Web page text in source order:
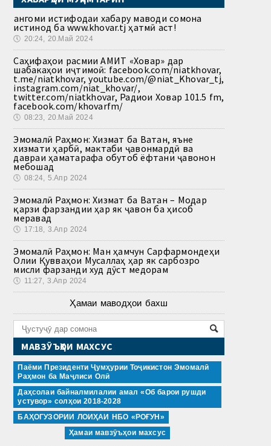
Ҳангоми истифодаи хабару маводи сомона
истинод ба www.khovar.tj ҳатмӣ аст!
🕔 20:24, 20.Май 2024
Саҳифаҳои расмии АМИТ «Ховар» дар
шабакаҳои иҷтимоӣ: facebook.com/niatkhovar,
t.me/niatkhovar, youtube.com/@niat_Khovar_tj,
instagram.com/niat_khovar/,
twitter.com/niatkhovar, Радиои Ховар 101.5 fm,
facebook.com/khovarfm/
🕔 08:23, 20.Май 2024
Эмомалӣ Раҳмон: Хизмат ба Ватан, яъне
хизмати ҳарбӣ, мактаби ҷавонмардӣ ва
давраи ҳаматарафа обутоб ёфтани ҷавонон
мебошад
🕔 08:24, 5.Апр 2024
Эмомалӣ Раҳмон: Хизмат ба Ватан – Модар
қарзи фарзандии ҳар як ҷавон ба ҳисоб
меравад
🕔 17:18, 3.Апр 2024
Эмомалӣ Раҳмон: Ман ҳамчун Сарфармондеҳи
Олии Қувваҳои Мусаллаҳ ҳар як сарбозро
мисли фарзанди худ дӯст медорам
🕔 11:27, 3.Апр 2024
Ҳамаи маводҳои бахш
МАВЗӮЪҲОИ МАХСУС
Паёми Президенти Ҷумҳурии Тоҷикистон Эмомалӣ
Раҳмон ба Маҷлиси Олӣ
Даҳсолаи байналмилалии амал «Об барои рушди
устувор» солҳои 2018-2028
БАҲОГУЗОРИИ ЛОИҲАИ НБО «РОҒУН»
Ҳамаи мавзӯъҳои махсус